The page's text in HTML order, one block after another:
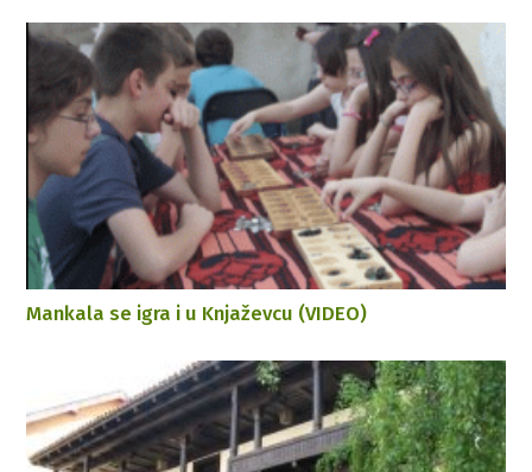
Mankala se igra i u Knjaževcu (VIDEO)